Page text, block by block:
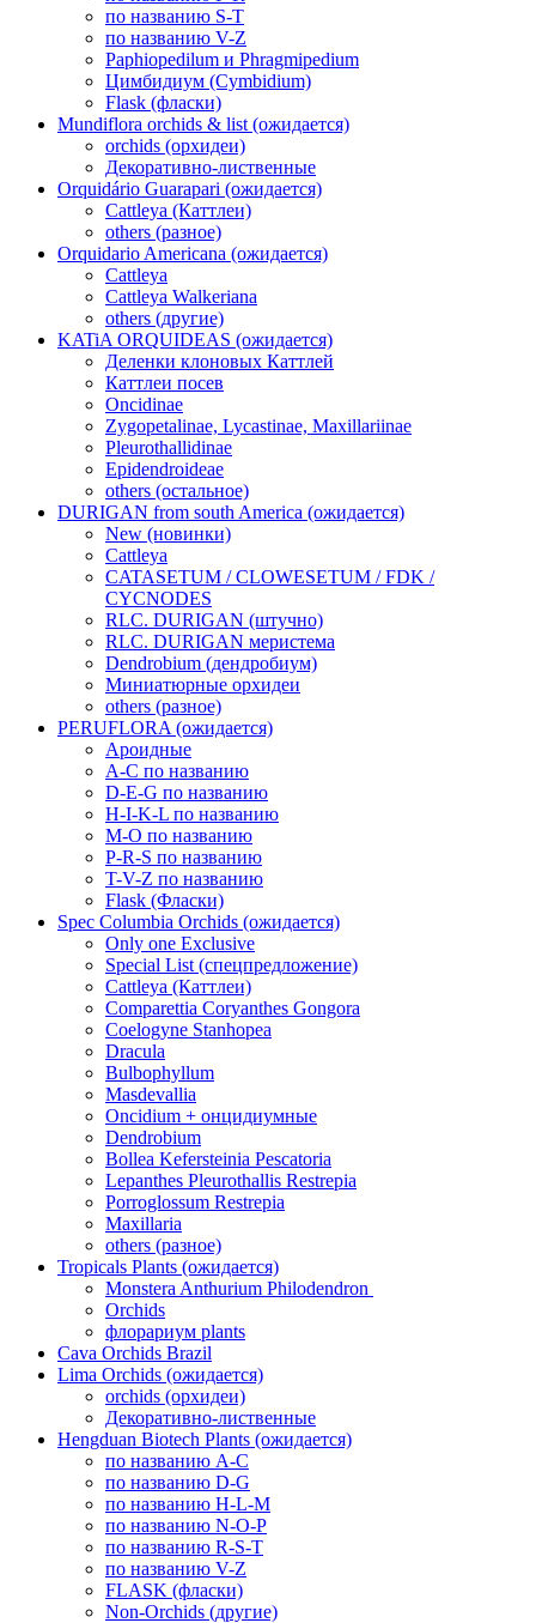
по названию S-T
по названию V-Z
Paphiopedilum и Phragmipedium
Цимбидиум (Cymbidium)
Flask (фласки)
Mundiflora orchids & list (ожидается)
orchids (орхидеи)
Декоративно-лиственные
Orquidário Guarapari (ожидается)
Cattleya (Каттлеи)
others (разное)
Orquidario Americana (ожидается)
Cattleya
Cattleya Walkeriana
others (другие)
KATiA ORQUIDEAS (ожидается)
Деленки клоновых Каттлей
Каттлеи посев
Oncidinae
Zygopetalinae, Lycastinae, Maxillariinae
Pleurothallidinae
Epidendroideae
others (остальное)
DURIGAN from south America (ожидается)
New (новинки)
Cattleya
CATASETUM / CLOWESETUM / FDK /
CYCNODES
RLC. DURIGAN (штучно)
RLC. DURIGAN меристема
Dendrobium (дендробиум)
Миниатюрные орхидеи
others (разное)
PERUFLORA (ожидается)
Ароидные
A-C по названию
D-E-G по названию
H-I-K-L по названию
M-O по названию
P-R-S по названию
T-V-Z по названию
Flask (Фласки)
Spec Columbia Orchids (ожидается)
Only one Exclusive
Special List (спецпредложение)
Cattleya (Каттлеи)
Comparettia Coryanthes Gongora
Coelogyne Stanhopea
Dracula
Bulbophyllum
Masdevallia
Oncidium + онцидиумные
Dendrobium
Bollea Kefersteinia Pescatoria
Lepanthes Pleurothallis Restrepia
Porroglossum Restrepia
Maxillaria
others (разное)
Tropicals Plants (ожидается)
​​​​​​​Monstera Anthurium Philodendron
Orchids
флорариум plants
Cava Orchids Brazil
Lima Orchids (ожидается)
orchids (орхидеи)
Декоративно-лиственные
Hengduan Biotech Plants (ожидается)
по названию A-C
по названию D-G
по названию H-L-M
по названию N-O-P
по названию R-S-T
по названию V-Z
FLASK (фласки)
Non-Orchids (другие)